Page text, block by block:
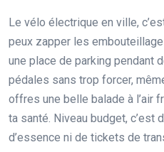
Le vélo électrique en ville,
peux zapper les
une place de parking pendant
pédales sans trop forcer,
offres une belle balade à l’air
ta santé. Niveau budget, c’est
d’essence ni de tickets de